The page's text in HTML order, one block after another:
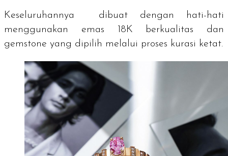
Keseluruhannya dibuat dengan hati-hati
menggunakan emas 18K berkualitas dan
gemstone yang dipilih melalui proses kurasi ketat.